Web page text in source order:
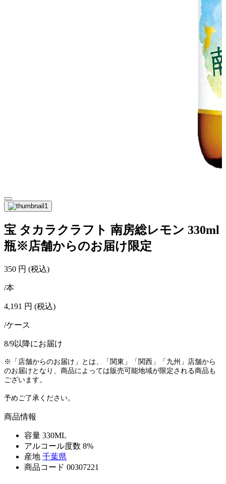
宝 タカラクラフト 南房総レモン 330ml
瓶※店舗からのお届け限定
350 円 (税込)
/本
4,191 円 (税込)
/ケース
8/9以降にお届け
※「店舗からのお届け」とは、「関東」「関西」「九州」店舗から
のお届けとなり、商品によっては販売可能地域が限定される商品も
ございます。
予めご了承ください。
商品情報
容量 330ML
アルコール度数 8%
産地 千葉県
商品コード 00307221